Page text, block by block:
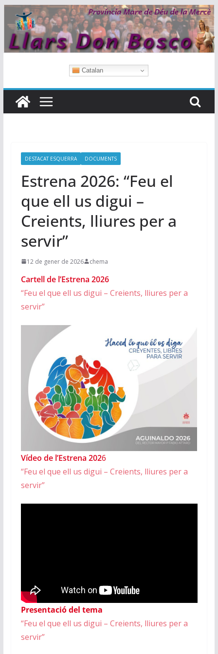
to
content
Catalan
DESTACAT ESQUERRA DOCUMENTS
Estrena 2026: “Feu el
que ell us digui –
Creients, lliures per a
servir”
12 de gener de 2026 chema
Cartell de l’Estrena 2026
“Feu el que ell us digui – Creients, lliures per a
servir”
Vídeo de l’Estrena 2026
“Feu el que ell us digui – Creients, lliures per a
servir”
Presentació del tema
“Feu el que ell us digui – Creients, lliures per a
servir”